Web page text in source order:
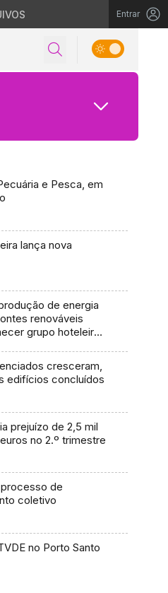
Entrar
e Pesca, em
lança nova
de energia
renováveis
grupo hoteleiro
cresceram,
edifícios concluídos
prejuízo de 2,5 mil
no 2.º trimestre
de
coletivo
no Porto Santo